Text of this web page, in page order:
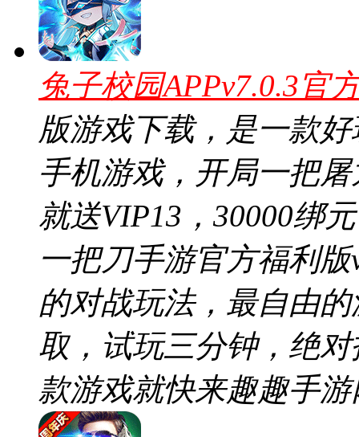
兔子校园APPv7.0.3官
版游戏下载，是一款
手机游戏，开局一把
就送VIP13，30000绑
一把刀手游官方福利
的对战玩法，最自由
取，试玩三分钟，绝
款游戏就快来趣趣手